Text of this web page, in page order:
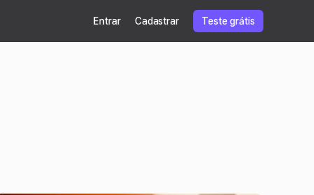
Entrar Cadastrar Teste grátis